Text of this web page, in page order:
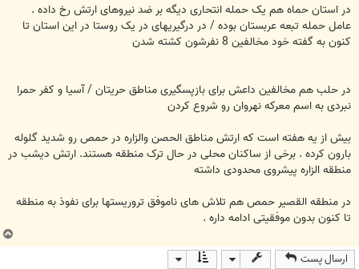
در استان حماه هم یک حمله انتحاری دیگه بر ضد نیروهای ارتش رخ داده .
عامل حمله تبعه عربستان بوده / در درگیریهای در یک روستا در این استان تا
کنون به گفته خود مخالفین 8 نفرشون کشته شدن
در حلب هم مخالفین داعش برای بازپسگیری مناطق حریتان / آسیا و کفر حمرا
نبردی به اسم معرکه نهروان رو شروع کردن
بیش از یه هفته است که ارتش مناطق الحصن والزاره در حمص رو شدید گلوله
بارون کرده . برخی از ساکنان محلی در حال ترک منطقه هستند. ارتش دیشب در
منطقه الزاره پیشروی محدودی داشته
در منطقه القصیر حمص هم تلاش های ناموفق تروریستها برای نفوذ به منطقه
تا کنون بدون موفقیتی ادامه داره .
ب
ا
ارسال پست